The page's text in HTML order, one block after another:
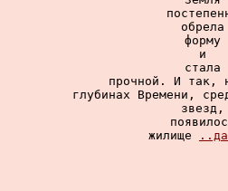
обрела
форму
и
стала
прочной. И так,
глубинах Времени,
звезд,
жилище